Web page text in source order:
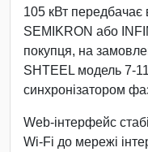
105 кВт передбачає
SEMIKRON або
покупця, на
SHTEEL модель 7-
синхронізатором
Web-інтерфейс
Wi-Fi до мережі